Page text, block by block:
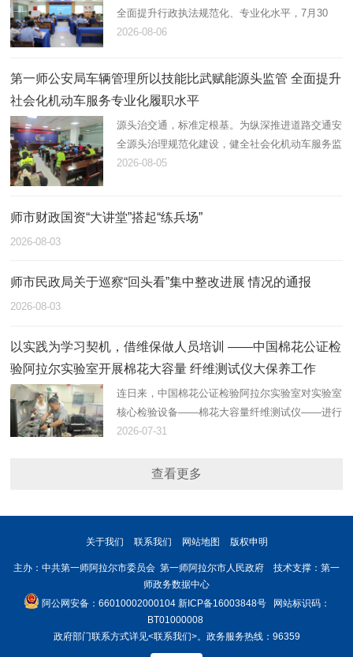
全面提升行政执法规范化、专业化水平，7月30
日，第一师阿拉尔市应急管理局组织开展2026年
名执法人员全员参与。
2026-08-06
第一师公安局车辆管理所以技能比武赋能源头监管 全面提升
社会化机动车服务专业化履职水平
源头治交通，标准定根基。为纵深推进道路交通安
全源头治理规范化建设，健全社会化机动车服务监
管体系，锻造高素质专业化机动车登记、检测综合
2026-08-05
师市财政国资“大讲堂”搭起“练兵场”
2026-08-03
师市民政局关于巡察“回头看”集中整改进展 情况的通报
2026-08-03
以实践为学习契机，借维保做人员培训 ——中国棉花公证检
验阿拉尔实验室开展棉花大容量 纤维测试仪大保养工作
连日来，中国棉花公证检验阿拉尔实验室对实验室
核心检验设备——棉花大容量纤维测试仪——进行
了大保养。
2026-07-31
查看更多
关于我们 联系我们 网站地图 版权申明
主办：中共第一师阿拉尔市委员会 第一师阿拉尔市人民政府 技术支撑：第一
师政务数据中心
阿公网安备：66010002000104 新ICP备16003848号网站标识码：
BT01000008
政府部门联系方式详见<联系我们>。政务服务热线：96359